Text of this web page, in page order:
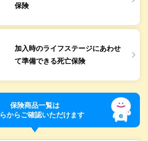
保険
ネオde定期＜無解約返戻金型定期保険＞
加入時のライフステージにあわせ
て準備できる死亡保険
保険商品一覧は
からご確認いただけます